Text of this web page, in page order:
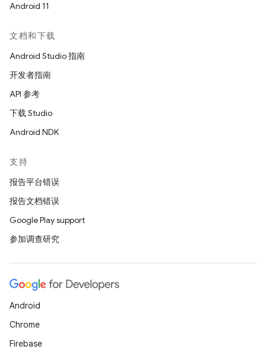
Android 11
文档和下载
Android Studio 指南
开发者指南
API 参考
下载 Studio
Android NDK
支持
报告平台错误
报告文档错误
Google Play support
参加调查研究
Android
Chrome
Firebase